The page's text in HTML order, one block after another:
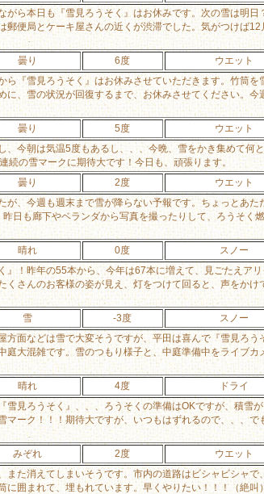
ら本日も『雪見ろうそく』はお休みです。次の雪は明日
便局とケーキ屋さんの近くが渋滞でした。気がつけば12
曇り 6度
ウエット
『雪見ろうそく』はお休みさせていただきます。竹筒を
、雪の状況が回復するまで、お休みさせてください。今
曇り 5度
ウエット
今朝は気温5度もあるし、、、今晩、雪をかき集めて何
の雪マークに期待大です！今日も、頑張ります。
曇り 2度
ウエット
、今週も週末まで雪が降らない予報です。ちょっとあた
日も廊下やベランダから写真を撮ったりして、ろうそく
晴れ 0度
スノー
！昨年の55本から、今年は67本に増えて、見ごたえア
さんのお客様の姿が見え、灯をつけて回ると、声をかけ
雪 -3度
スノー
面などは雪で大変そうですが、平田は喜んで『雪見ろう
大混雑です。雪のつもり様子と、中庭準備中をライブカ
晴れ 4度
ドライ
見ろうそく』、、、ろうそくの準備はOKですが、積雪
ーク！！！期待大ですが、いつもはずれるので、、、で
みぞれ 2度
ウエット
た消えてしまいそうです。市内の道路はビシャビシャで
囲まれて、埋もれています。早くやりたい！！！（絶叫